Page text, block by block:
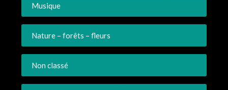
Musique
Nature – forêts – fleurs
Non classé